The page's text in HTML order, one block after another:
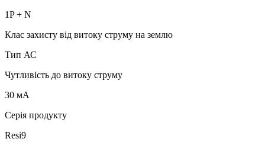
1P + N
Клас захисту від витоку струму на землю
Тип АС
Чутливість до витоку струму
30 мА
Серія продукту
Resi9